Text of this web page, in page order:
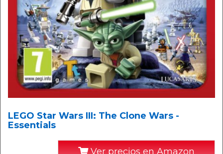
LEGO Star Wars III: The Clone Wars -
Essentials
Ver precios en Amazon